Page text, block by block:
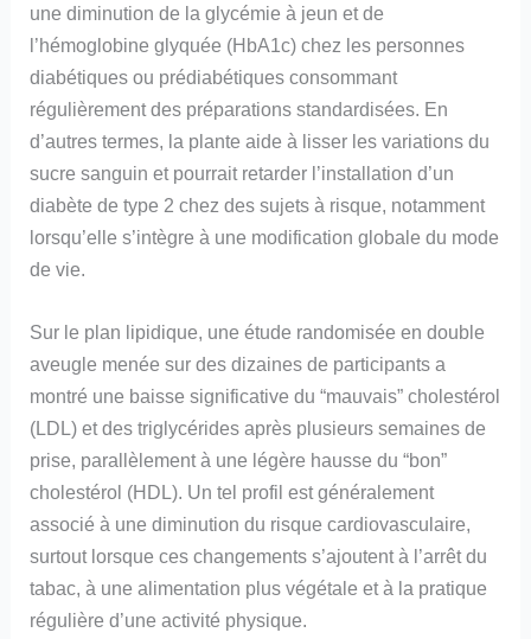
une diminution de la glycémie à jeun et de
l’hémoglobine glyquée (HbA1c) chez les personnes
diabétiques ou prédiabétiques consommant
régulièrement des préparations standardisées. En
d’autres termes, la plante aide à lisser les variations du
sucre sanguin et pourrait retarder l’installation d’un
diabète de type 2 chez des sujets à risque, notamment
lorsqu’elle s’intègre à une modification globale du mode
de vie.
Sur le plan lipidique, une étude randomisée en double
aveugle menée sur des dizaines de participants a
montré une baisse significative du “mauvais” cholestérol
(LDL) et des triglycérides après plusieurs semaines de
prise, parallèlement à une légère hausse du “bon”
cholestérol (HDL). Un tel profil est généralement
associé à une diminution du risque cardiovasculaire,
surtout lorsque ces changements s’ajoutent à l’arrêt du
tabac, à une alimentation plus végétale et à la pratique
régulière d’une activité physique.